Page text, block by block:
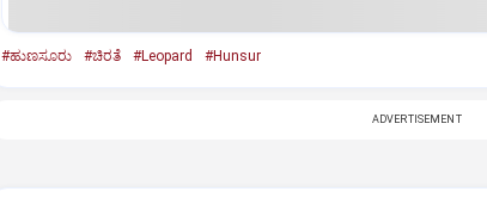
#ಹುಣಸೂರು #ಚಿರತೆ #Leopard #Hunsur
ADVERTISEMENT